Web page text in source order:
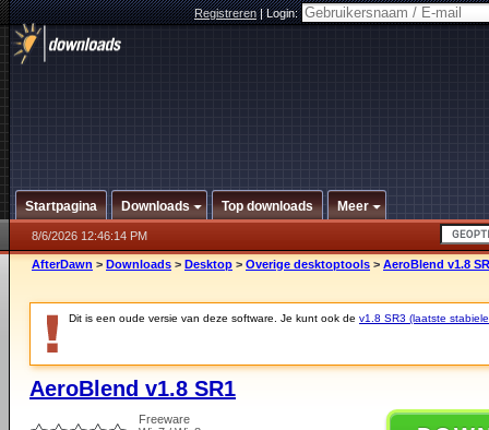
Registreren|Login:
Startpagina Downloads Top downloads Meer
8/6/2026 12:46:14 PM
AfterDawn > Downloads > Desktop > Overige desktoptools > AeroBlend v1.8
Dit is een oude versie van deze software. Je kunt ook de v1.8 SR3 (laatste
AeroBlend v1.8 SR1
Freeware